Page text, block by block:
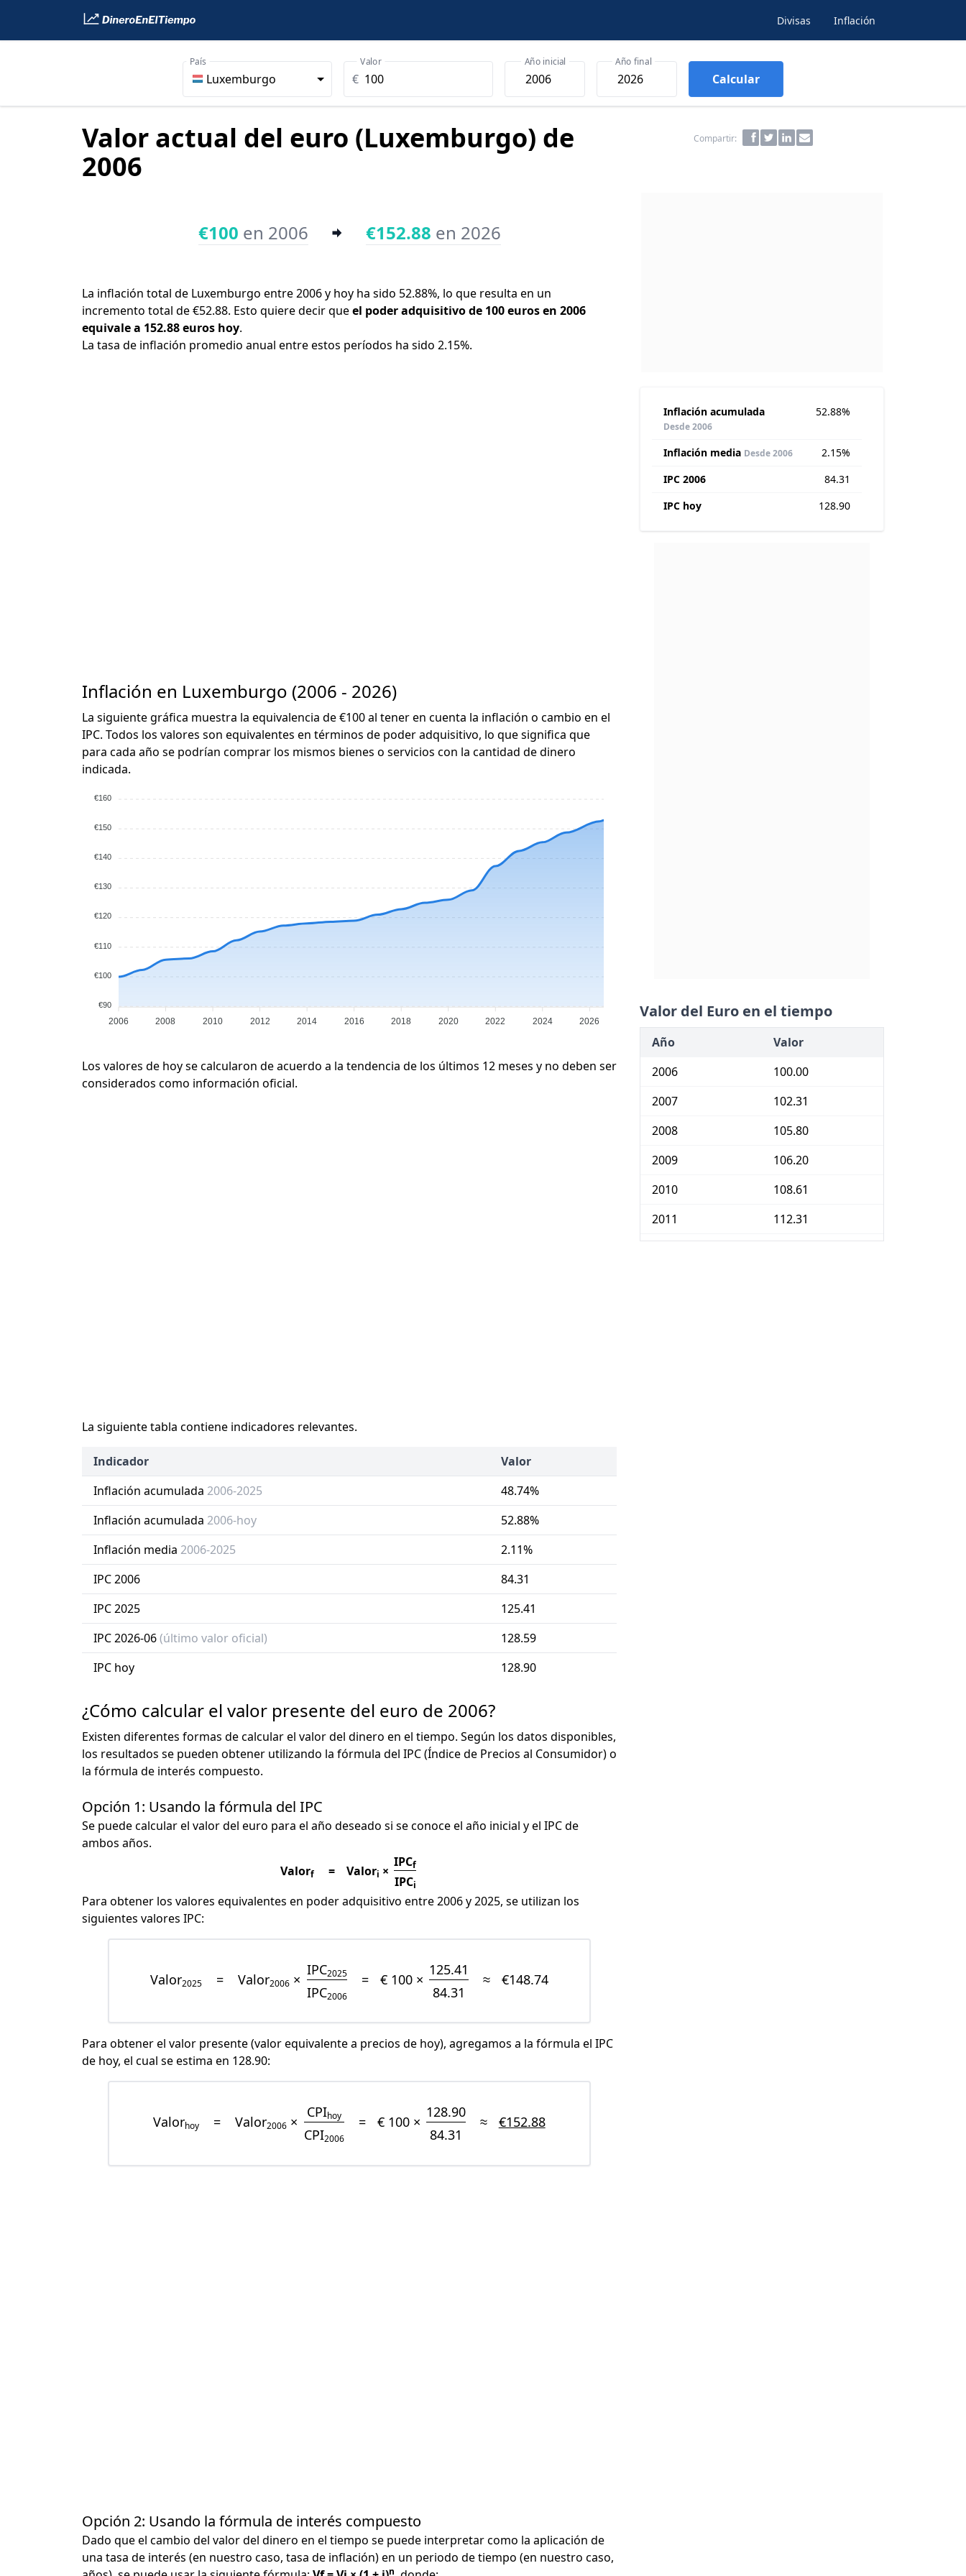
Divisas Inflación
Luxemburgo
País
€
Valor Año inicial Año final
Calcular
Valor actual del euro (Luxemburgo) de
2006
Compartir:
€100 en 2006 €152.88 en 2026
La inflación total de Luxemburgo entre 2006 y hoy ha sido 52.88%, lo que resulta en un
incremento total de €52.88. Esto quiere decir queel poder adquisitivo de 100 euros en 2006
equivale a 152.88 euros hoy.
La tasa de inflación promedio anual entre estos períodos ha sido 2.15%.
Inflación en Luxemburgo (2006 - 2026)
La siguiente gráfica muestra la equivalencia de €100 al tener en cuenta la inflación o cambio en el
IPC. Todos los valores son equivalentes en términos de poder adquisitivo, lo que significa que
para cada año se podrían comprar los mismos bienes o servicios con la cantidad de dinero
indicada.
€160
€150
€140
€130
€120
€110
€100
€90
2006 2008 2010 2012 2014 2016 2018 2020 2022 2024 2026
Los valores de hoy se calcularon de acuerdo a la tendencia de los últimos 12 meses y no deben ser
considerados como información oficial.
La siguiente tabla contiene indicadores relevantes.
Indicador
Valor
Inflación acumulada 2006-2025
48.74%
Inflación acumulada 2006-hoy
52.88%
Inflación media 2006-2025
2.11%
IPC 2006
84.31
IPC 2025
125.41
IPC 2026-06(último valor oficial)
128.59
IPC hoy
128.90
¿Cómo calcular el valor presente del euro de 2006?
Existen diferentes formas de calcular el valor del dinero en el tiempo. Según los datos disponibles,
los resultados se pueden obtener utilizando la fórmula del IPC (Índice de Precios al Consumidor) o
la fórmula de interés compuesto.
Opción 1: Usando la fórmula del IPC
Se puede calcular el valor del euro para el año deseado si se conoce el año inicial y el IPC de
ambos años.
Valorf = Valori ×
IPCf
IPCi
Para obtener los valores equivalentes en poder adquisitivo entre 2006 y 2025, se utilizan los
siguientes valores IPC:
Valor2025 = Valor2006 ×
IPC2025
IPC2006
= € 100 ×
125.41
84.31
≈ €148.74
Para obtener el valor presente (valor equivalente a precios de hoy), agregamos a la fórmula el IPC
de hoy, el cual se estima en 128.90:
Valorhoy = Valor2006 ×
CPIhoy
CPI2006
= € 100 ×
128.90
84.31
≈ €152.88
Opción 2: Usando la fórmula de interés compuesto
Dado que el cambio del valor del dinero en el tiempo se puede interpretar como la aplicación de
una tasa de interés (en nuestro caso, tasa de inflación) en un periodo de tiempo (en nuestro caso,
n
Inflación acumulada
Desde 2006
52.88%
Inflación media Desde 2006
2.15%
IPC 2006
84.31
IPC hoy
128.90
Valor del Euro en el tiempo
Año
Valor
2006
100.00
2007
102.31
2008
105.80
2009
106.20
2010
108.61
2011
112.31